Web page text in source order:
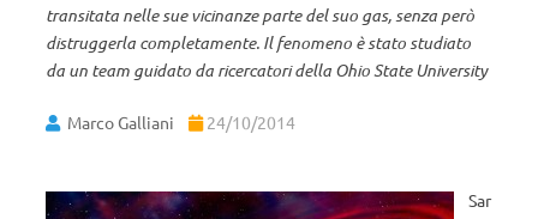
transitata nelle sue vicinanze parte del suo gas, senza però
distruggerla completamente. Il fenomeno è stato studiato
da un team guidato da ricercatori della Ohio State University
Marco Galliani 24/10/2014
Sar